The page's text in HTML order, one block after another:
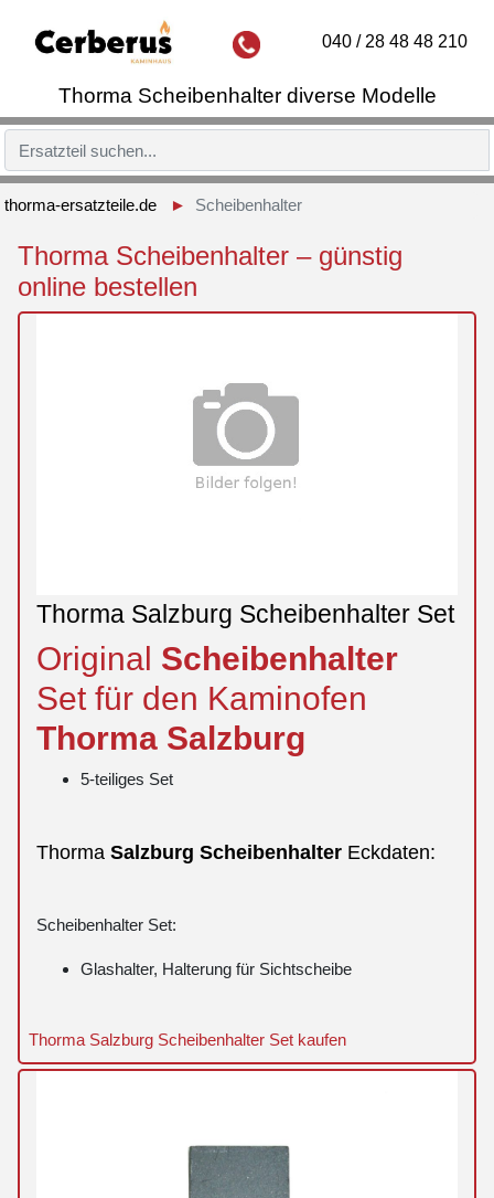
Thorma Scheibenhalter diverse Modelle
040 / 28 48 48 210
thorma-ersatzteile.de Scheibenhalter
Thorma Scheibenhalter – günstig
online bestellen
Thorma Salzburg Scheibenhalter Set
Original Scheibenhalter
Set für den Kaminofen
Thorma Salzburg
5-teiliges Set
Thorma Salzburg Scheibenhalter Eckdaten:
Scheibenhalter Set:
Glashalter, Halterung für Sichtscheibe
Thorma Salzburg Scheibenhalter Set kaufen